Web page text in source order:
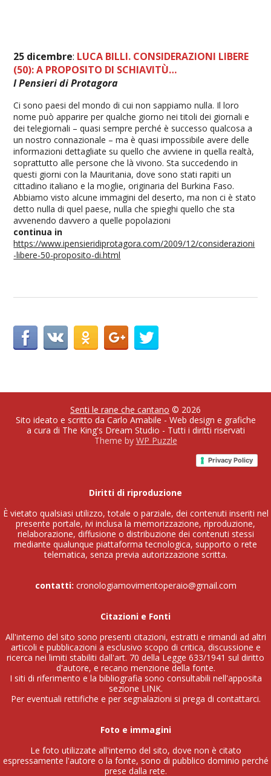
25 dicembre: LUCA BILLI. CONSIDERAZIONI LIBERE
(50): A PROPOSITO DI SCHIAVITÙ…
I Pensieri di Protagora
Ci sono paesi del mondo di cui non sappiamo nulla. Il loro
nome può apparire per qualche giorno nei titoli dei giornali e
dei telegiornali – quasi sempre perché è successo qualcosa a
un nostro connazionale – ma è quasi impossibile avere delle
informazioni dettagliate su quello che avviene in quella realtà,
soprattutto alle persone che là vivono. Sta succedendo in
questi giorni con la Mauritania, dove sono stati rapiti un
cittadino italiano e la moglie, originaria del Burkina Faso.
Abbiamo visto alcune immagini del deserto, ma non ci è stato
detto nulla di quel paese, nulla che spieghi quello che sta
avvenendo davvero a quelle popolazioni
continua in
https://www.ipensieridiprotagora.com/2009/12/considerazioni
-libere-50-proposito-di.html
Senti le rane che cantano © 2026
Sito ideato e scritto da Carlo Amabile - Web design e grafiche
a cura di The King's Dream Studio - Tutti i diritti riservati
Theme by WP Puzzle
Privacy Policy
Diritti di riproduzione
È vietato qualsiasi utilizzo, totale o parziale, dei contenuti inseriti nel
presente portale, ivi inclusa la memorizzazione, riproduzione,
rielaborazione, diffusione o distribuzione dei contenuti stessi
mediante qualunque piattaforma tecnologica, supporto o rete
telematica, senza previa autorizzazione scritta.
contatti: cronologiamovimentoperaio@gmail.com
Citazioni e Fonti
All'interno del sito sono presenti citazioni, estratti e rimandi ad altri
articoli e pubblicazioni a esclusivo scopo di critica, discussione e
ricerca nei limiti stabiliti dall'art. 70 della Legge 633/1941 sul diritto
d'autore, e recano menzione della fonte.
I siti di riferimento e la bibliografia sono consultabili nell'apposita
sezione LINK.
Per eventuali rettifiche e per segnalazioni si prega di contattarci.
Foto e immagini
Le foto utilizzate all'interno del sito, dove non è citato
espressamente l'autore o la fonte, sono di pubblico dominio perché
prese dalla rete.